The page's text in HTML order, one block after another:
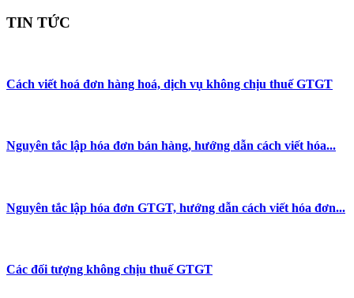
TIN TỨC
Cách viết hoá đơn hàng hoá, dịch vụ không chịu thuế GTGT
Nguyên tắc lập hóa đơn bán hàng, hướng dẫn cách viết hóa...
Nguyên tắc lập hóa đơn GTGT, hướng dẫn cách viết hóa đơn...
Các đối tượng không chịu thuế GTGT